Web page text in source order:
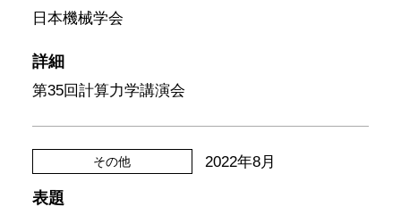
日本機械学会
詳細
第35回計算力学講演会
その他 2022年8月
表題